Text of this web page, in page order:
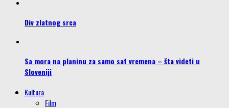
Div zlatnog srca
Sa mora na planinu za samo sat vremena – šta videti u
Sloveniji
Kultura
Film